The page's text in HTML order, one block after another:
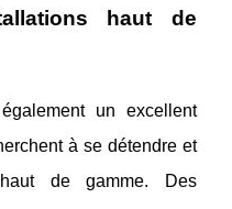
haut de
un excellent
à se détendre et
de gamme. Des